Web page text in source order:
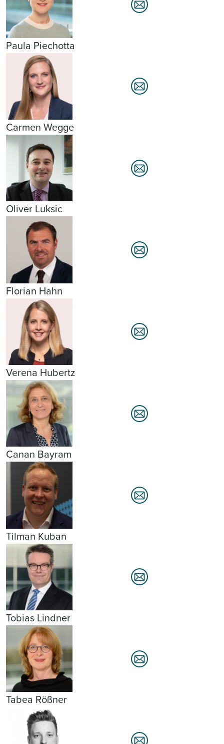
Paula Piechotta
Carmen Wegge
Oliver Luksic
Florian Hahn
Verena Hubertz
Canan Bayram
Tilman Kuban
Tobias Lindner
Tabea Rößner